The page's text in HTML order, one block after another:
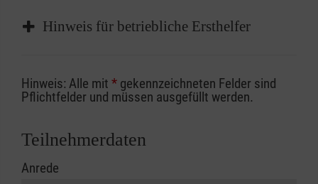
Hinweis für betriebliche Ersthelfer
Sofern Sie ein Kostenübernahmeverfahren
Ihrer Berufsgenossenschaft / Unfallkasse
Abrechnungsunterlagen spätestens zu
erfolgt eine Abrechnung der vollen Kursgebühr
Hinweis: Alle mit * gekennzeichneten Felder sind
Pflichtfelder und müssen ausgefüllt werden.
Teilnehmerdaten
Anrede